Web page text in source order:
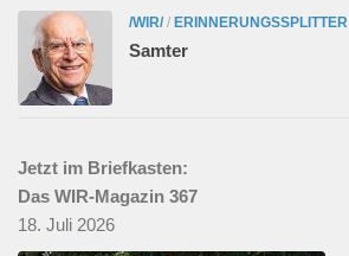
/WIR/ / ERINNERUNGSSPLITTER
Samter
Jetzt im Briefkasten:
Das WIR-Magazin 367
18. Juli 2026